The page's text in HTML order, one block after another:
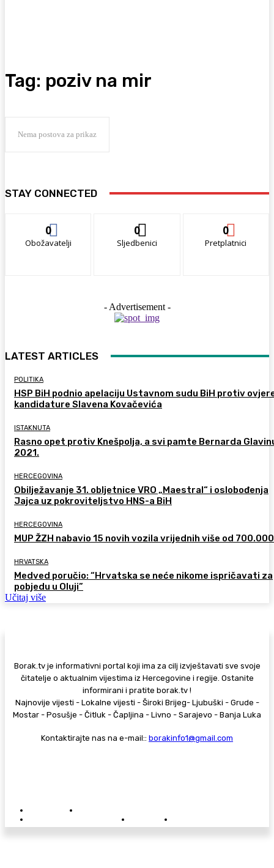
Tag: poziv na mir
Nema postova za prikaz
STAY CONNECTED
0
Obožavatelji
0
Sljedbenici
0
Pretplatnici
- Advertisement -
LATEST ARTICLES
POLITIKA
HSP BiH podnio apelaciju Ustavnom sudu BiH protiv
kandidature Slavena Kovačevića
ISTAKNUTA
Rasno opet protiv Knešpolja, a svi pamte Bernarda
2021.
HERCEGOVINA
Obilježavanje 31. obljetnice VRO „Maestral“ i oslobođenja
Jajca uz pokroviteljstvo HNS-a BiH
HERCEGOVINA
MUP ŽZH nabavio 15 novih vozila vrijednih više od 700.000
HRVATSKA
Medved poručio: “Hrvatska se neće nikome ispričavati za
pobjedu u Oluji”
Učitaj više
Borak.tv je informativni portal koji ima za cilj izvještavati sve svoje
čitatelje o aktualnim vijestima iz Hercegovine i regije. Ostanite
informirani i pratite borak.tv !
Najnovije vijesti - Lokalne vijesti - Široki Brijeg- Ljubuški - Grude -
Mostar - Posušje - Čitluk - Čapljina - Livno - Sarajevo - Banja Luka
Kontaktirajte nas na e-mail:: borakinfo1@gmail.com